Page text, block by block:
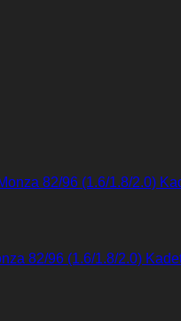
82/96 (1.6/1.8/2.0)